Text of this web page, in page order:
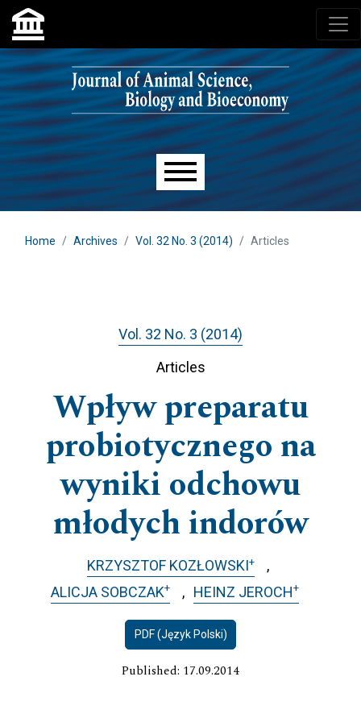
Skip to main navigation menu
Skip to main content
Skip to site footer
Main menu
Home Archives Vol. 32 No. 3 (2014) Articles
Vol. 32 No. 3 (2014)
Articles
Wpływ preparatu
probiotycznego na
wyniki odchowu
młodych indorów
KRZYSZTOF KOZŁOWSKI+
ALICJA SOBCZAK+ HEINZ JEROCH+
PDF (Język Polski)
Published: 17.09.2014